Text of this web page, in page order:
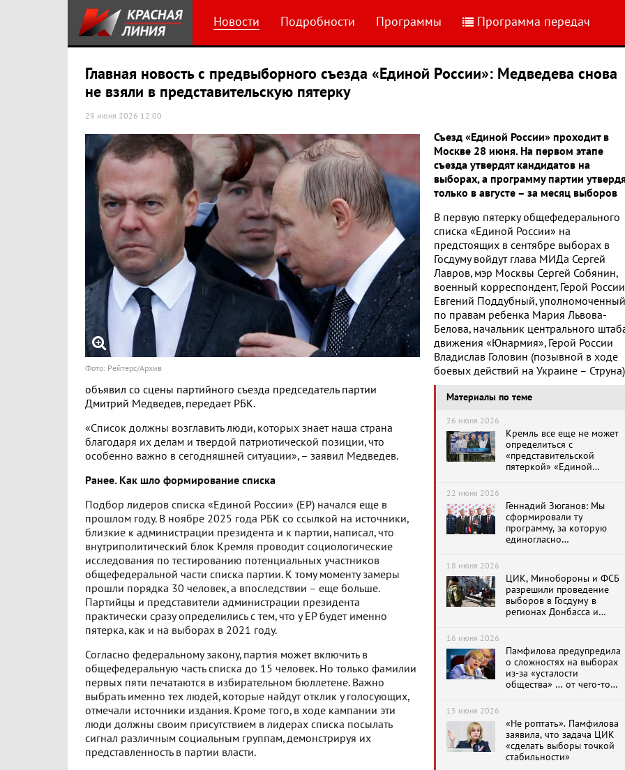
Новости Подробности Программы Программа передач
Главная новость с предвыборного съезда «Единой России»: Медведева снова
не взяли в представительскую пятерку
29 июня 2026 12:00
Фото: Рейтерс/Архив
Съезд «Единой России» проходит в
Москве 28 июня. На первом этапе
съезда утвердят кандидатов на
выборах, а программу партии
только в августе – за месяц выборов
Материалы по теме
26 июня 2026
Кремль все еще не может
определиться с
«представительской
пятеркой» «Единой
22 июня 2026
Геннадий Зюганов: Мы
сформировали ту
программу, за которую
единогласно
18 июня 2026
ЦИК, Минобороны и ФСБ
разрешили проведение
выборов в Госдуму в
регионах Донбасса и
16 июня 2026
Памфилова предупредила
о сложностях на выборах
из-за «усталости
общества» … от чего-то
15 июня 2026
«Не роптать». Памфилова
заявила, что задача ЦИК
«сделать выборы точкой
стабильности»
В первую пятерку общефедерального
списка «Единой России» на
предстоящих в сентябре выборах в
Госдуму войдут глава МИДа Сергей
Лавров, мэр Москвы Сергей Собянин,
военный корреспондент, Герой России
Евгений Поддубный, уполномоченный
по правам ребенка Мария Львова-
Белова, начальник центрального
движения «Юнармия», Герой России
Владислав Головин (позывной в ходе
боевых действий на Украине –
объявил со сцены партийного съезда председатель партии
Дмитрий Медведев, передает РБК.
«Список должны возглавить люди, которых знает наша страна
благодаря их делам и твердой патриотической позиции, что
особенно важно в сегодняшней ситуации», – заявил Медведев.
Ранее. Как шло формирование списка
Подбор лидеров списка «Единой России» (ЕР) начался еще в
прошлом году. В ноябре 2025 года РБК со ссылкой на источники,
близкие к администрации президента и к партии, написал, что
внутриполитический блок Кремля проводит социологические
исследования по тестированию потенциальных участников
общефедеральной части списка партии. К тому моменту замеры
прошли порядка 30 человек, а впоследствии – еще больше.
Партийцы и представители администрации президента
практически сразу определились с тем, что у ЕР будет именно
пятерка, как и на выборах в 2021 году.
Согласно федеральному закону, партия может включить в
общефедеральную часть списка до 15 человек. Но только фамилии
первых пяти печатаются в избирательном бюллетене. Важно
выбрать именно тех людей, которые найдут отклик у голосующих,
отмечали источники издания. Кроме того, в ходе кампании эти
люди должны своим присутствием в лидерах списка посылать
сигнал различным социальным группам, демонстрируя их
представленность в партии власти.